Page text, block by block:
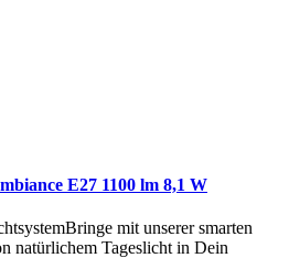
E27 1100 lm 8,1 W
mit unserer smarten
natürlichem Tageslicht in Dein